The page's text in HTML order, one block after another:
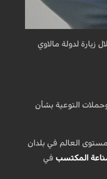
لدولة مالاوي
التوعية بشأن
العالم في بلدان
المكتسب في